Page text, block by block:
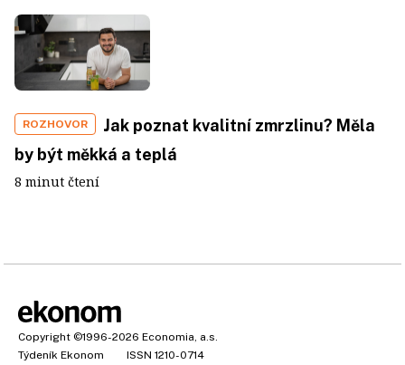
ROZHOVOR
Jak poznat kvalitní zmrzlinu? Měla
by být měkká a teplá
8 minut čtení
Copyright ©1996-2026 Economia, a.s.
Týdeník Ekonom
ISSN 1210-0714